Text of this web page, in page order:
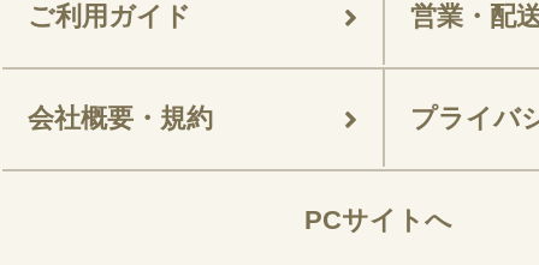
ご利用ガイド 営業・配
会社概要・規約 プライバ
PCサイトへ